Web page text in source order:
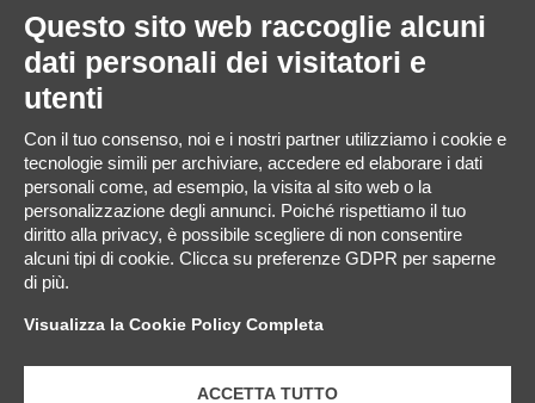
Progetto Safe Routes Regione Veneto
VILLA QUARANTA - INTERVENTI DIGITALI
Whistleblowing
Cookie Setting
Progetto: “Villa Quaranta. Interventi di innovazione
digitale, ecologica e di Inclusività”
Questo sito web raccoglie alcuni
dati personali dei visitatori e
utenti
Con il tuo consenso, noi e i nostri partner utilizziamo i cookie e
tecnologie simili per archiviare, accedere ed elaborare i dati
personali come, ad esempio, la visita al sito web o la
personalizzazione degli annunci. Poiché rispettiamo il tuo
diritto alla privacy, è possibile scegliere di non consentire
alcuni tipi di cookie. Clicca su preferenze GDPR per saperne
di più.
Visualizza la Cookie Policy Completa
ACCETTA TUTTO